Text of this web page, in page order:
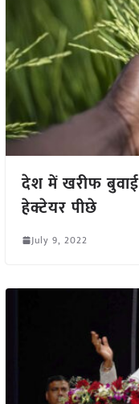
देश में खरीफ
हेक्टेयर पीछे
July 9, 2022